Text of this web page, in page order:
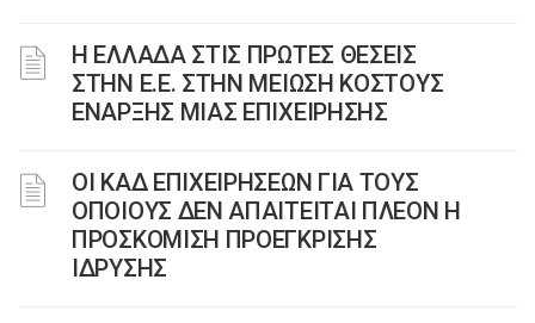
Η ΕΛΛΑΔΑ ΣΤΙΣ ΠΡΩΤΕΣ ΘΕΣΕΙΣ
ΣΤΗΝ Ε.Ε. ΣΤΗΝ ΜΕΙΩΣΗ ΚΟΣΤΟΥΣ
ΕΝΑΡΞΗΣ ΜΙΑΣ ΕΠΙΧΕΙΡΗΣΗΣ
ΟΙ ΚΑΔ ΕΠΙΧΕΙΡΗΣΕΩΝ ΓΙΑ ΤΟΥΣ
ΟΠΟΙΟΥΣ ΔΕΝ ΑΠΑΙΤΕΙΤΑΙ ΠΛΕΟΝ Η
ΠΡΟΣΚΟΜΙΣΗ ΠΡΟΕΓΚΡΙΣΗΣ
ΙΔΡΥΣΗΣ